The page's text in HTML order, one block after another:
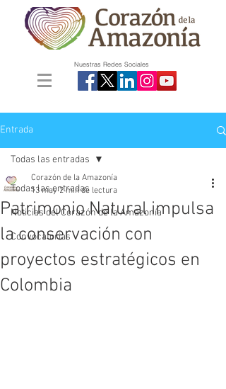
Nuestras Redes Sociales
Entrada
Todas las entradas
Noticias del Corazón de la Amazonía
Convocatorias
Todas las entradas
Patrimonio Natural impulsa
la conservación con
proyectos estratégicos en
Colombia
Corazón de la Amazonía
13 may 2 min de lectura